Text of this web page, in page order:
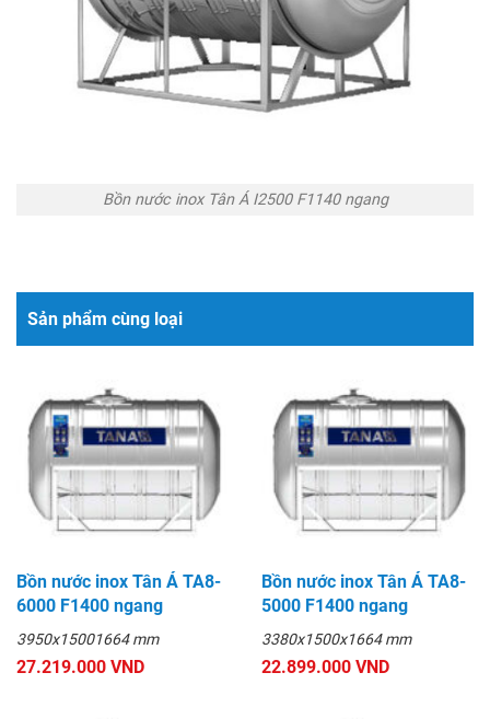
Bồn nước inox Tân Á I2500 F1140 ngang
Sản phẩm cùng loại
Bồn nước inox Tân Á TA8-
6000 F1400 ngang
3950x15001664 mm
27.219.000 VND
Bồn nước inox Tân Á TA8-
5000 F1400 ngang
3380x1500x1664 mm
22.899.000 VND